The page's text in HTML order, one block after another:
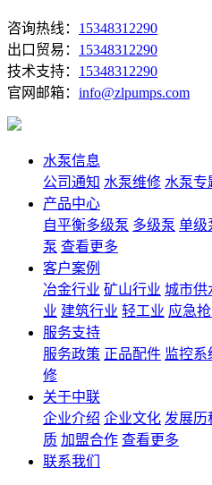
咨询热线： 15348312290
出口贸易： 15348312290
技术支持： 15348312290
官网邮箱： info@zlpumps.com
水泵信息
公司通知 水泵维修 水泵专
产品中心
自平衡多级泵 多级泵 单级
泵 查看更多
客户案例
冶金行业 矿山行业 城市供
业 建筑行业 轻工业 应急
服务支持
服务政策 正品配件 监控系
修
关于中联
企业介绍 企业文化 发展历
质 加盟合作 查看更多
联系我们